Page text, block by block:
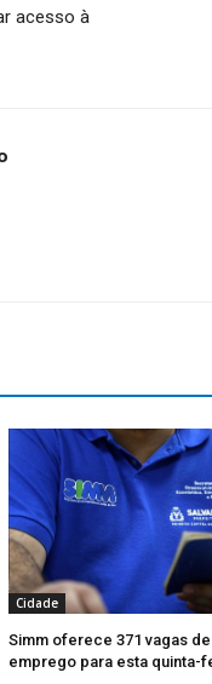
acesso à
Cidade
Simm oferece 371 vagas de
emprego para esta quinta-